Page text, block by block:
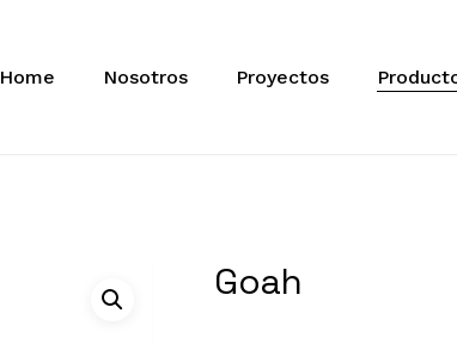
Home Nosotros Proyectos
Goah